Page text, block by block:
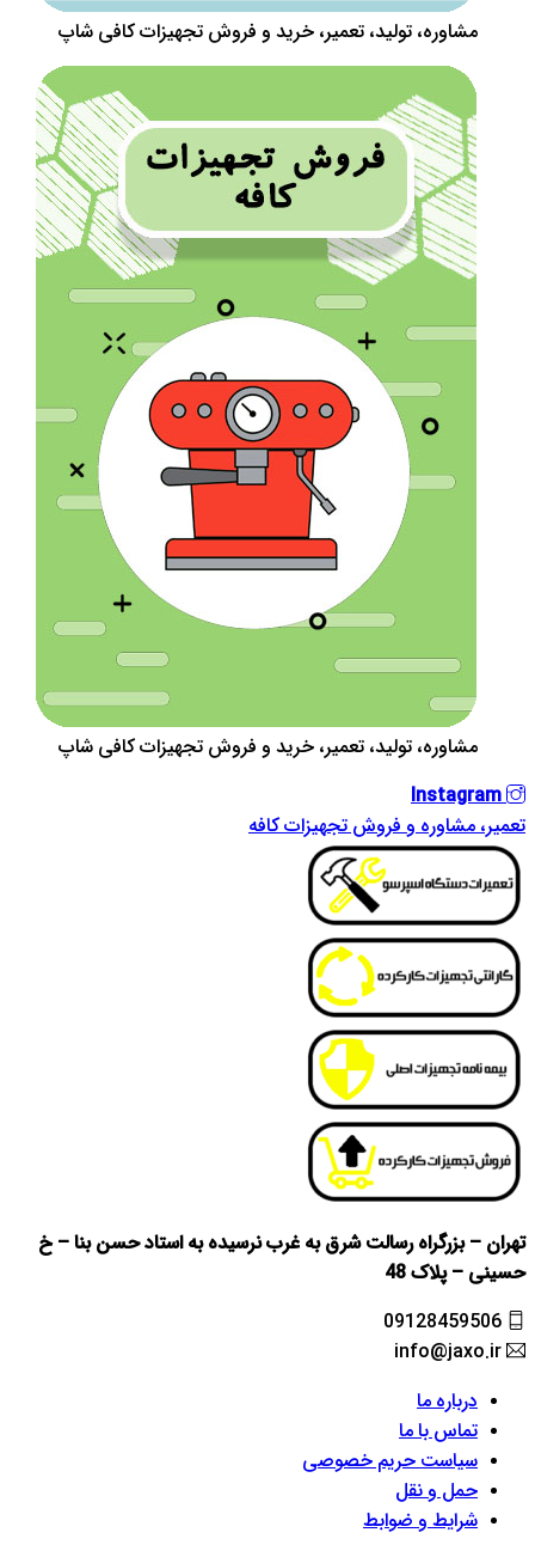
مشاوره، تولید، تعمیر، خرید و فروش تجهیزات کافی شاپ
مشاوره، تولید، تعمیر، خرید و فروش تجهیزات کافی شاپ
Instagram
تعمیر، مشاوره و فروش تجهیزات کافه
تهران – بزرگراه رسالت شرق به غرب نرسیده به استاد حسن بنا – خ
حسینی – پلاک 48
09128459506
info@jaxo.ir
درباره ما
تماس با ما
سیاست حریم خصوصی
حمل و نقل
شرایط و ضوابط